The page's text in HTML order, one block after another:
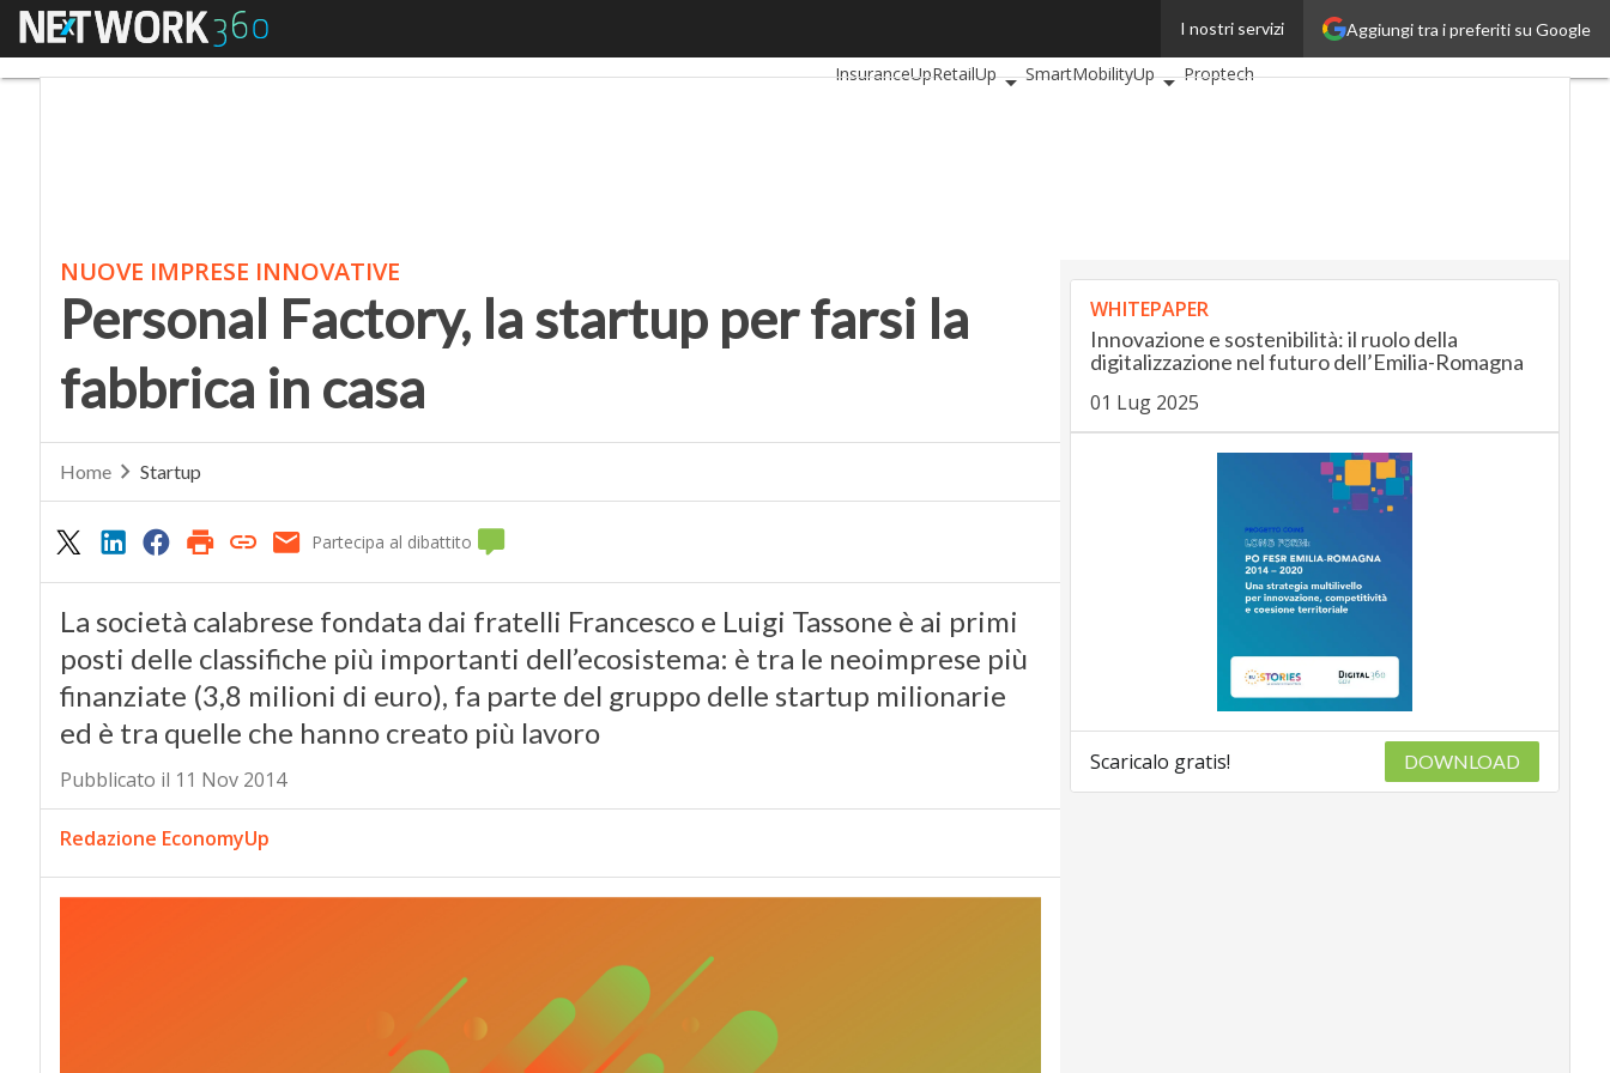
Aggiungi tra i preferiti su Google
I nostri servizi
Menu
InsuranceUpRetailUp SmartMobilityUp
Proptech
NUOVE IMPRESE INNOVATIVE
Personal Factory, la startup per farsi la
fabbrica in casa
Home Startup
Partecipa al dibattito
La società calabrese fondata dai fratelli Francesco e Luigi Tassone è ai primi
posti delle classifiche più importanti dell’ecosistema: è tra le neoimprese più
finanziate (3,8 milioni di euro), fa parte del gruppo delle startup milionarie
ed è tra quelle che hanno creato più lavoro
Pubblicato il 11 Nov 2014
Redazione EconomyUp
WHITEPAPER
Innovazione e sostenibilità: il ruolo della
digitalizzazione nel futuro dell’Emilia-Romagna
01 Lug 2025
Scaricalo gratis! DOWNLOAD